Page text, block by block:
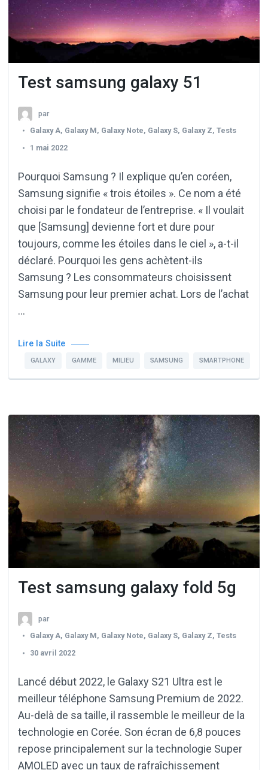
Test samsung galaxy 51
par
Galaxy A, Galaxy M, Galaxy Note, Galaxy S, Galaxy Z, Tests
1 mai 2022
Pourquoi Samsung ? Il explique qu’en coréen,
Samsung signifie « trois étoiles ». Ce nom a été
choisi par le fondateur de l’entreprise. « Il voulait
que [Samsung] devienne fort et dure pour
toujours, comme les étoiles dans le ciel », a-t-il
déclaré. Pourquoi les gens achètent-ils
Samsung ? Les consommateurs choisissent
Samsung pour leur premier achat. Lors de l’achat
…
Lire la Suite
GALAXY GAMME MILIEU SAMSUNG SMARTPHONE
Test samsung galaxy fold 5g
par
Galaxy A, Galaxy M, Galaxy Note, Galaxy S, Galaxy Z, Tests
30 avril 2022
Lancé début 2022, le Galaxy S21 Ultra est le
meilleur téléphone Samsung Premium de 2022.
Au-delà de sa taille, il rassemble le meilleur de la
technologie en Corée. Son écran de 6,8 pouces
repose principalement sur la technologie Super
AMOLED avec un taux de rafraîchissement